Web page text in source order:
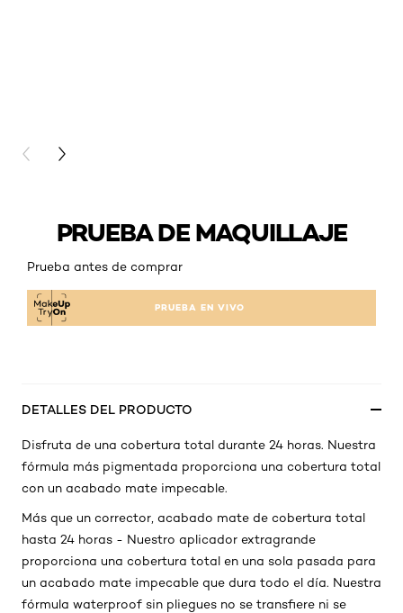
PREVIOUS CARD
NEXT CARD
PRUEBA DE MAQUILLAJE
Prueba antes de comprar
PRUEBA EN VIVO
DETALLES DEL PRODUCTO
Disfruta de una cobertura total durante 24 horas. Nuestra
fórmula más pigmentada proporciona una cobertura total
con un acabado mate impecable.
Más que un corrector, acabado mate de cobertura total
hasta 24 horas - Nuestro aplicador extragrande
proporciona una cobertura total en una sola pasada para
un acabado mate impecable que dura todo el día. Nuestra
fórmula waterproof sin pliegues no se transfiere ni se